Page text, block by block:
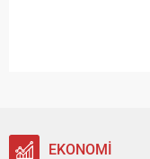
EKONOMİ